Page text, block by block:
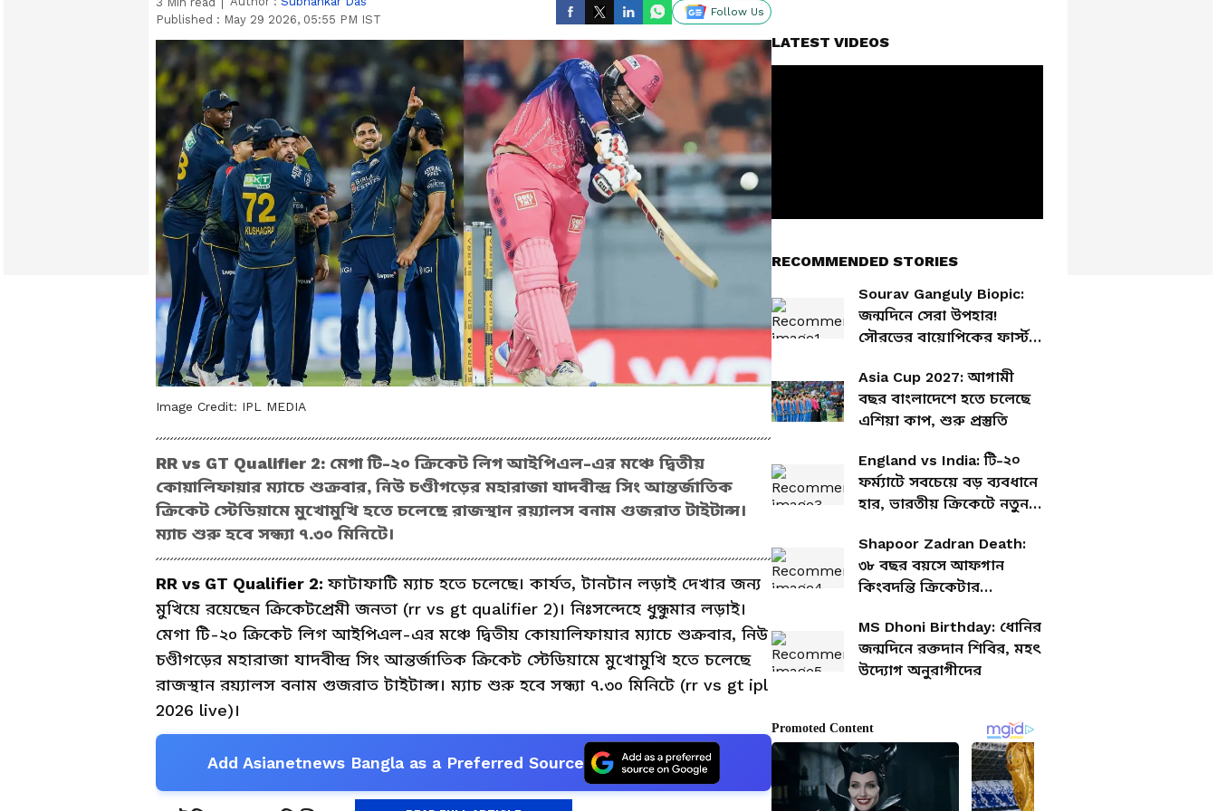
Published : May 29 2026, 05:55 PM IST
Follow Us
Image Credit: IPL MEDIA
RR vs GT Qualifier 2: মেগা টি-২০ ক্রিকেট লিগ আইপিএল-এর মঞ্চে দ্বিতীয়
কোয়ালিফায়ার ম্যাচে শুক্রবার, নিউ চণ্ডীগড়ের মহারাজা যাদবীন্দ্র সিং আন্তর্জাতিক
ক্রিকেট স্টেডিয়ামে মুখোমুখি হতে চলেছে রাজস্থান রয়্যালস বনাম গুজরাত টাইটান্স।
ম্যাচ শুরু হবে সন্ধ্যা ৭.৩০ মিনিটে।
RR vs GT Qualifier 2: ফাটাফাটি ম্যাচ হতে চলেছে। কার্যত, টানটান লড়াই দেখার জন্য
মুখিয়ে রয়েছেন ক্রিকেটপ্রেমী জনতা (rr vs gt qualifier 2)। নিঃসন্দেহে ধুন্ধুমার লড়াই।
মেগা টি-২০ ক্রিকেট লিগ আইপিএল-এর মঞ্চে দ্বিতীয় কোয়ালিফায়ার ম্যাচে শুক্রবার, নিউ
চণ্ডীগড়ের মহারাজা যাদবীন্দ্র সিং আন্তর্জাতিক ক্রিকেট স্টেডিয়ামে মুখোমুখি হতে চলেছে
রাজস্থান রয়্যালস বনাম গুজরাত টাইটান্স। ম্যাচ শুরু হবে সন্ধ্যা ৭.৩০ মিনিটে (rr vs gt ipl
2026 live)।
Add Asianetnews Bangla as a Preferred Source
LATEST VIDEOS
RECOMMENDED STORIES
Sourav Ganguly Biopic:
জন্মদিনে সেরা উপহার!
সৌরভের বায়োপিকের ফার্স্ট
কী বললেন দাদা?
Asia Cup 2027: আগামী
বছর বাংলাদেশে হতে চলেছে
এশিয়া কাপ, শুরু প্রস্তুতি
England vs India: টি-২০
ফর্ম্যাটে সবচেয়ে বড় ব্যবধানে
হার, ভারতীয় ক্রিকেটে নতুন
Shapoor Zadran Death:
৩৮ বছর বয়সে আফগান
কিংবদন্তি ক্রিকেটার
পড়লেন রশিদ খানরা
MS Dhoni Birthday: ধোনির
জন্মদিনে রক্তদান শিবির, মহৎ
উদ্যোগ অনুরাগীদের